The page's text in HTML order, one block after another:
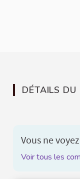
DÉTAILS
Vous ne
Voir tous les